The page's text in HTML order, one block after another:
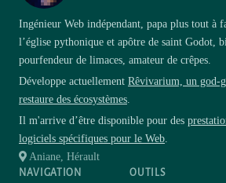
Ingénieur Web indépendant, papa plus tout à
l’église pythonique et apôtre de saint Godot,
pourfendeur de limaces, amateur de crêpes.
Développe actuellement Rêvivarium, un god-
restaure des écosystèmes
Il m'arrive d’être disponible pour des
logiciels spécifiques pour le Web
Aniane, Hérault
NAVIGATION OUTILS